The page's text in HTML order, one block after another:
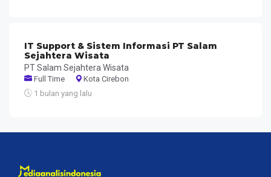
IT Support & Sistem Informasi PT Salam
Sejahtera Wisata
PT Salam Sejahtera Wisata
Full Time
Kota Cirebon
1 bulan yang lalu